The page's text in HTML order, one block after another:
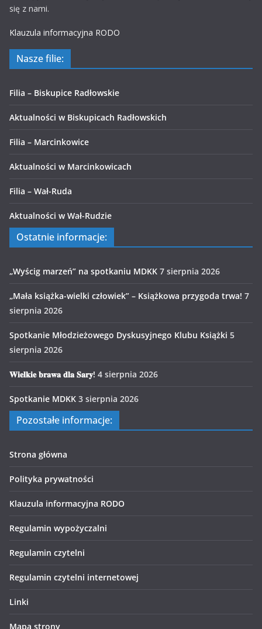
się z nami.
Klauzula informacyjna RODO
Nasze filie:
Filia – Biskupice Radłowskie
Aktualności w Biskupicach Radłowskich
Filia – Marcinkowice
Aktualności w Marcinkowicach
Filia – Wał-Ruda
Aktualności w Wał-Rudzie
Ostatnie informacje:
„Wyścig marzeń” na spotkaniu MDKK 7 sierpnia 2026
„Mała książka-wielki człowiek” – Książkowa przygoda trwa! 7
sierpnia 2026
Spotkanie Młodzieżowego Dyskusyjnego Klubu Książki 5
sierpnia 2026
𝐖𝐢𝐞𝐥𝐤𝐢𝐞 𝐛𝐫𝐚𝐰𝐚 𝐝𝐥𝐚 𝐒𝐚𝐫𝐲! 4 sierpnia 2026
Spotkanie MDKK 3 sierpnia 2026
Pozostałe informacje:
Strona główna
Polityka prywatności
Klauzula informacyjna RODO
Regulamin wypożyczalni
Regulamin czytelni
Regulamin czytelni internetowej
Linki
Mapa strony